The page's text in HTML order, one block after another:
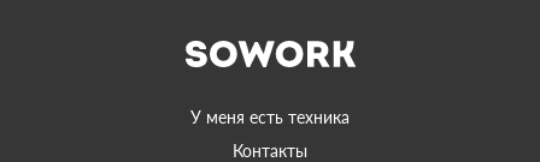
У меня есть техника
Контакты